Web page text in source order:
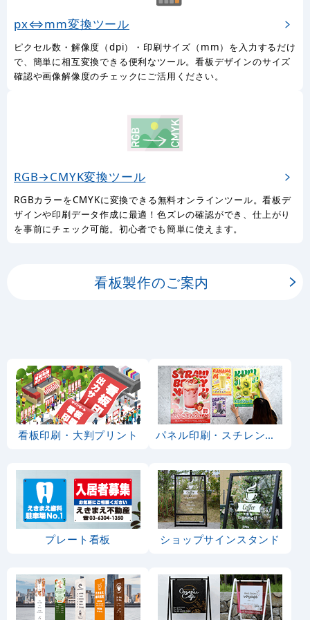
px⇔mm変換ツール
ピクセル数・解像度（dpi）・印刷サイズ（mm）を入力するだけ
で、簡単に相互変換できる便利なツール。看板デザインのサイズ
確認や画像解像度のチェックにご活用ください。
RGB→CMYK変換ツール
RGBカラーをCMYKに変換できる無料オンラインツール。看板デ
ザインや印刷データ作成に最適！色ズレの確認ができ、仕上がり
を事前にチェック可能。初心者でも簡単に使えます。
看板製作のご案内
看板印刷・大判プリント パネル印刷・スチレンボード
プレート看板 ショップサインスタンド